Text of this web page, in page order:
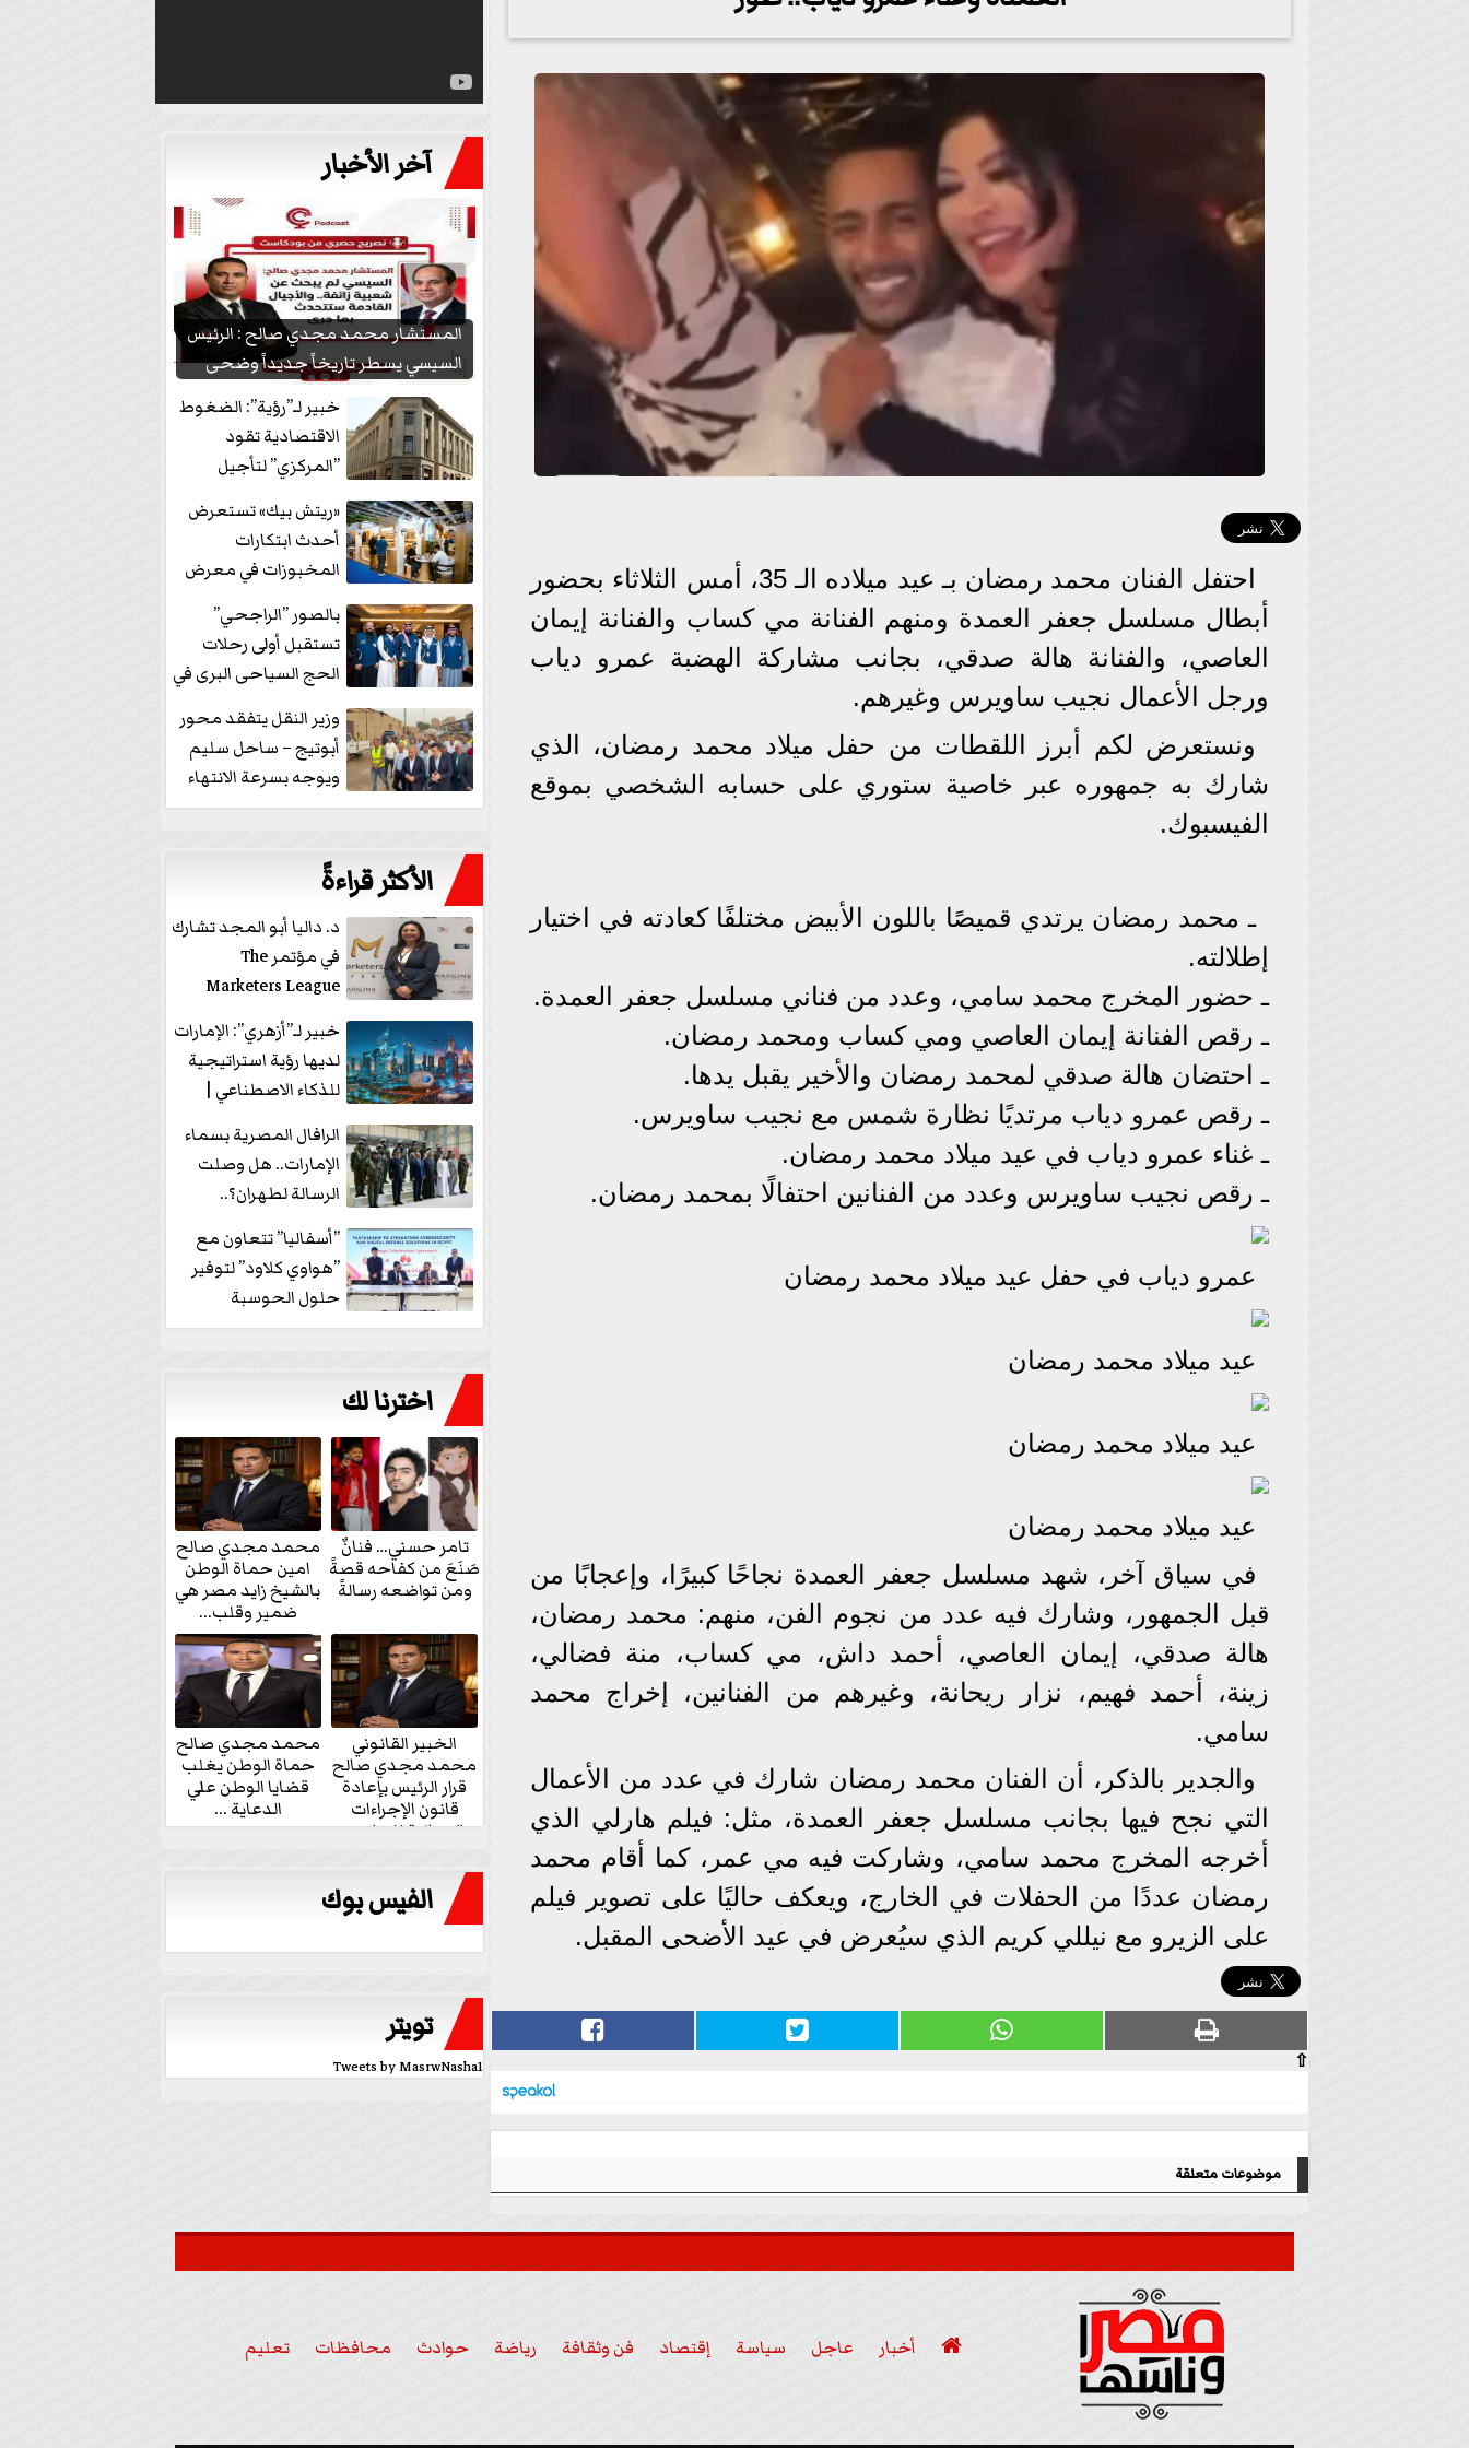
احتفل الفنان محمد رمضان بـ عيد ميلاده الـ 35، أمس الثلاثاء بحضور
أبطال مسلسل جعفر العمدة ومنهم الفنانة مي كساب والفنانة إيمان
العاصي، والفنانة هالة صدقي، بجانب مشاركة الهضبة عمرو دياب
ورجل الأعمال نجيب ساويرس وغيرهم.
ونستعرض لكم أبرز اللقطات من حفل ميلاد محمد رمضان، الذي
شارك به جمهوره عبر خاصية ستوري على حسابه الشخصي بموقع
الفيسبوك.
ـ محمد رمضان يرتدي قميصًا باللون الأبيض مختلفًا كعادته في اختيار
إطلالته.
ـ حضور المخرج محمد سامي، وعدد من فناني مسلسل جعفر العمدة.
ـ رقص الفنانة إيمان العاصي ومي كساب ومحمد رمضان.
ـ احتضان هالة صدقي لمحمد رمضان والأخير يقبل يدها.
ـ رقص عمرو دياب مرتديًا نظارة شمس مع نجيب ساويرس.
ـ غناء عمرو دياب في عيد ميلاد محمد رمضان.
ـ رقص نجيب ساويرس وعدد من الفنانين احتفالًا بمحمد رمضان.
عمرو دياب في حفل عيد ميلاد محمد رمضان
عيد ميلاد محمد رمضان
عيد ميلاد محمد رمضان
عيد ميلاد محمد رمضان
في سياق آخر، شهد مسلسل جعفر العمدة نجاحًا كبيرًا، وإعجابًا من
قبل الجمهور، وشارك فيه عدد من نجوم الفن، منهم: محمد رمضان،
هالة صدقي، إيمان العاصي، أحمد داش، مي كساب، منة فضالي،
زينة، أحمد فهيم، نزار ريحانة، وغيرهم من الفنانين، إخراج محمد
سامي.
والجدير بالذكر، أن الفنان محمد رمضان شارك في عدد من الأعمال
التي نجح فيها بجانب مسلسل جعفر العمدة، مثل: فيلم هارلي الذي
أخرجه المخرج محمد سامي، وشاركت فيه مي عمر، كما أقام محمد
رمضان عددًا من الحفلات في الخارج، ويعكف حاليًا على تصوير فيلم
على الزيرو مع نيللي كريم الذي سيُعرض في عيد الأضحى المقبل.
⇧
موضوعات متعلقة
آخر الأخبار
المستشار محمد مجدي صالح : الرئيس
السيسي يسطر تاريخاً جديداً وضحى
بشعبيته...
خبير لـ”رؤية”: الضغوط
الاقتصادية تقود
”المركزي” لتأجيل
«ريتش بيك» تستعرض
أحدث ابتكارات
المخبوزات في معرض
منتجات...
بالصور ”الراجحي”
تستقبل أولى رحلات
الحج السياحى البرى في
وزير النقل يتفقد محور
أبوتيج – ساحل سليم
ويوجه بسرعة الانتهاء
من...
الأكثر قراءةً
د. داليا أبو المجد تشارك
في مؤتمر The
Marketers League
وتدير جلسة...
خبير لـ”أزهري”: الإمارات
لديها رؤية استراتيجية
للذكاء الاصطناعي |
الرافال المصرية بسماء
الإمارات.. هل وصلت
الرسالة لطهران؟..
”ماعت جروب” تُجيب؟
|...
”أسفاليا” تتعاون مع
”هواوي كلاود” لتوفير
حلول الحوسبة
السحابية والأمن
اخترنا لك
تامر حسني… فنانٌ
صَنَعَ من كفاحه قصةً
ومن تواضعه رسالةً
محمد مجدي صالح
امين حماة الوطن
بالشيخ زايد مصر هي
ضمير وقلب...
الخبير القانوني
محمد مجدي صالح
قرار الرئيس بإعادة
قانون الإجراءات
الجنائية للنواب...
محمد مجدي صالح
حماة الوطن يغلب
قضايا الوطن علي
الدعاية ...
الفيس بوك
تويتر
Tweets by MasrwNasha1
 أخبار عاجل سياسة إقتصاد فن وثقافة رياضة حوادث محافظات
تعليم